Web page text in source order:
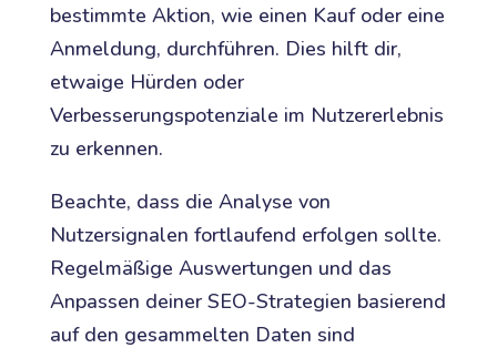
bestimmte Aktion, wie einen Kauf oder eine
Anmeldung, durchführen. Dies hilft dir,
etwaige Hürden oder
Verbesserungspotenziale im Nutzererlebnis
zu erkennen.
Beachte, dass die Analyse von
Nutzersignalen fortlaufend erfolgen sollte.
Regelmäßige Auswertungen und das
Anpassen deiner SEO-Strategien basierend
auf den gesammelten Daten sind